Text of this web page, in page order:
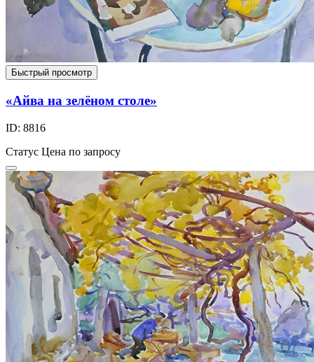
Быстрый просмотр
«Айва на зелёном столе»
ID: 8816
Статус Цена по запросу